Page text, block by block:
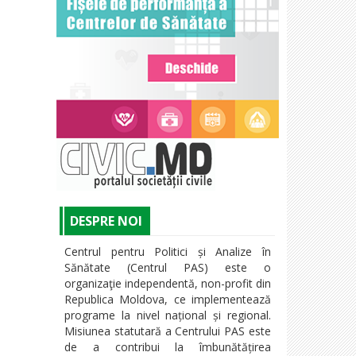
DESPRE NOI
Centrul pentru Politici și Analize în
Sănătate (Centrul PAS) este o
organizaţie independentă, non-profit din
Republica Moldova, ce implementează
programe la nivel național și regional.
Misiunea statutară a Centrului PAS este
de a contribui la îmbunătățirea